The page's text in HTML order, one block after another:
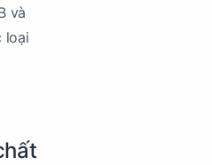
và
loại